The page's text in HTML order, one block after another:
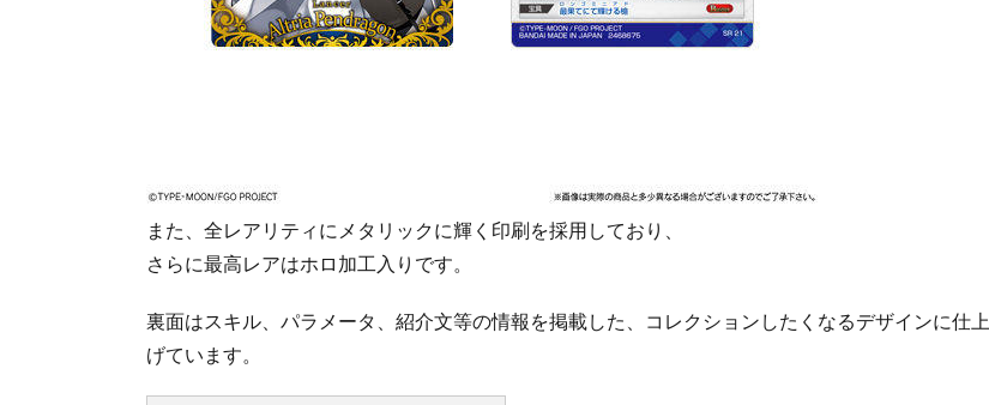
また、全レアリティにメタリックに輝く印刷を採用しており、
さらに最高レアはホロ加工入りです。
裏面はスキル、パラメータ、紹介文等の情報を掲載した、コレクションしたくなるデザインに仕上
げています。